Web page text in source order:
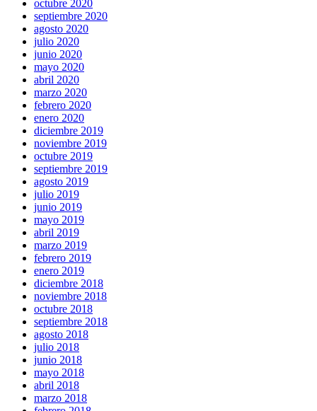
octubre 2020
septiembre 2020
agosto 2020
julio 2020
junio 2020
mayo 2020
abril 2020
marzo 2020
febrero 2020
enero 2020
diciembre 2019
noviembre 2019
octubre 2019
septiembre 2019
agosto 2019
julio 2019
junio 2019
mayo 2019
abril 2019
marzo 2019
febrero 2019
enero 2019
diciembre 2018
noviembre 2018
octubre 2018
septiembre 2018
agosto 2018
julio 2018
junio 2018
mayo 2018
abril 2018
marzo 2018